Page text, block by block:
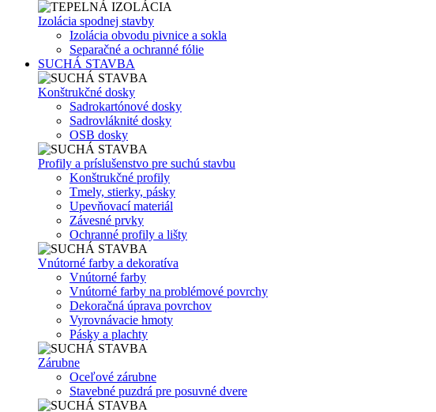
Izolácia spodnej stavby
Izolácia obvodu pivnice a sokla
Separačné a ochranné fólie
SUCHÁ STAVBA
Konštrukčné dosky
Sadrokartónové dosky
Sadrovláknité dosky
OSB dosky
Profily a príslušenstvo pre suchú stavbu
Konštrukčné profily
Tmely, stierky, pásky
Upevňovací materiál
Závesné prvky
Ochranné profily a lišty
Vnútorné farby a dekoratíva
Vnútorné farby
Vnútorné farby na problémové povrchy
Dekoračná úprava povrchov
Vyrovnávacie hmoty
Pásky a plachty
Zárubne
Oceľové zárubne
Stavebné puzdrá pre posuvné dvere